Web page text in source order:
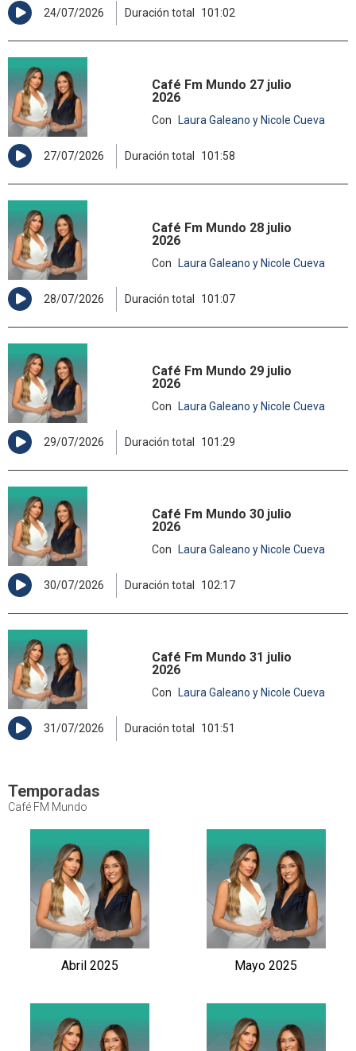
24/07/2026 Duración total 101:02
Café Fm Mundo 27 julio
2026
Con Laura Galeano y Nicole Cueva
27/07/2026 Duración total 101:58
Café Fm Mundo 28 julio
2026
Con Laura Galeano y Nicole Cueva
28/07/2026 Duración total 101:07
Café Fm Mundo 29 julio
2026
Con Laura Galeano y Nicole Cueva
29/07/2026 Duración total 101:29
Café Fm Mundo 30 julio
2026
Con Laura Galeano y Nicole Cueva
30/07/2026 Duración total 102:17
Café Fm Mundo 31 julio
2026
Con Laura Galeano y Nicole Cueva
31/07/2026 Duración total 101:51
Temporadas
Café FM Mundo
Abril 2025 Mayo 2025